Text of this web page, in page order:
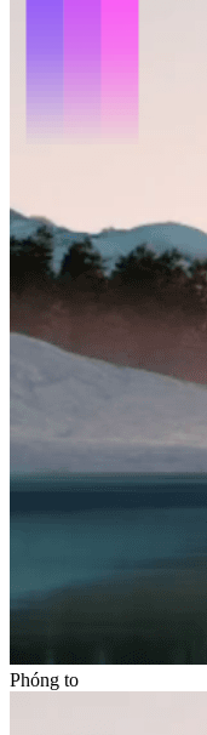
Phóng to